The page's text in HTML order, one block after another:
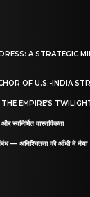
A STRATEGIC
OF U.S.-INDIA
EMPIRE’S
स्वनिर्मित वास्तविकता
— अनिश्चितता की आँधी में नैया